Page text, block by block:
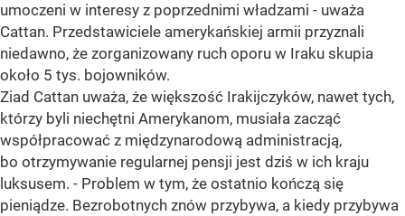
umoczeni w interesy z poprzednimi władzami - uważa
Cattan. Przedstawiciele amerykańskiej armii przyznali
niedawno, że zorganizowany ruch oporu w Iraku skupia
około 5 tys. bojowników.
Ziad Cattan uważa, że większość Irakijczyków, nawet tych,
którzy byli niechętni Amerykanom, musiała zacząć
współpracować z międzynarodową administracją,
bo otrzymywanie regularnej pensji jest dziś w ich kraju
luksusem. - Problem w tym, że ostatnio kończą się
pieniądze. Bezrobotnych znów przybywa, a kiedy przybywa